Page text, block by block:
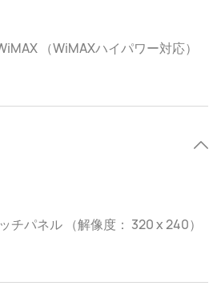
（WiMAXハイパワー対応）
チパネル （解像度： 320 x 240）